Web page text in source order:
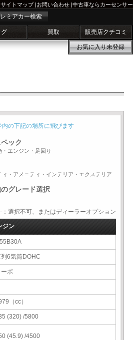
サイトマップ|お問い合わせ |中古車ならカーセンサー
ミアカー検索
買取 販売店クチコミ
お気に入り未登録
内の下記の場所に飛びます
ック
・エンジン・足回り
ィ・アメニティ・インテリア・エクステリア
グレード選択
択不可、またはディーラーオプション
ジン
6気筒DOHC
ボ
（cc）
(320) /5800
(45.9) /4500